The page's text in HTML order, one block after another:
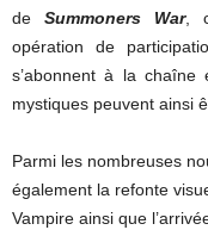
de Summoners War,
opération de
s’abonnent à la chaîne
mystiques peuvent ainsi
Parmi les nombreuses
également la refonte
Vampire ainsi que